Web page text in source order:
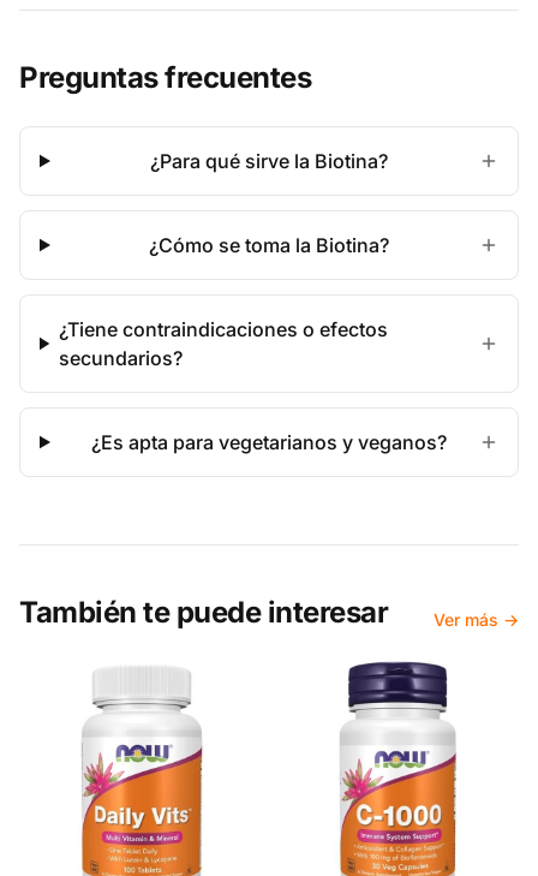
Preguntas frecuentes
¿Para qué sirve la Biotina?
¿Cómo se toma la Biotina?
¿Tiene contraindicaciones o efectos
secundarios?
¿Es apta para vegetarianos y veganos?
También te puede interesar Ver más →